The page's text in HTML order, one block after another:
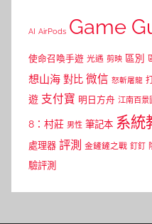
AI AirPods Game
使命召喚手遊 光遇 剪映 區別
想山海 對比 微信 怒斬屠龍
遊 支付寶 明日方舟 江南百景
8：村莊 男性 筆記本 系統
處理器 評測 金鏟鏟之戰 釘釘
驗評測